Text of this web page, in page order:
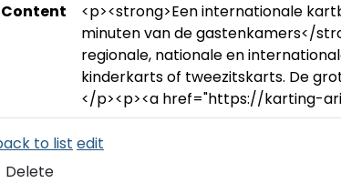
Content
<p><strong>Een internationale
minuten van de gastenkamers</
regionale, nationale en
kinderkarts of tweezitskarts. De
</p><p><a href="https://karting-
to list edit
Delete